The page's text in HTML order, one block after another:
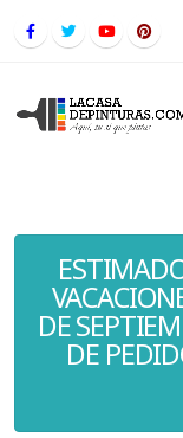
DE
DE